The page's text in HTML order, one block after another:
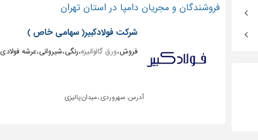
فروشندگان و مجریان دامپا در استان تهران
شرکت فولادکبیر( سهامی خاص )
فروش،ورق گالوانیزه،رنگی،شیروانی،عرشه
آدرس: سهروردی ، میدان پالیزی